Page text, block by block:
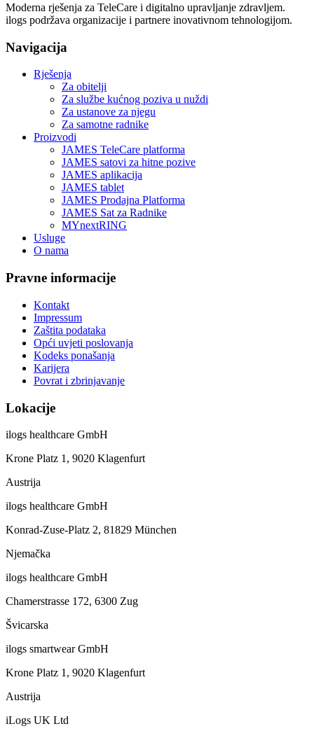
Moderna rješenja za TeleCare i digitalno upravljanje zdravljem.
ilogs podržava organizacije i partnere inovativnom tehnologijom.
Navigacija
Rješenja
Za obitelji
Za službe kućnog poziva u nuždi
Za ustanove za njegu
Za samotne radnike
Proizvodi
JAMES TeleCare platforma
JAMES satovi za hitne pozive
JAMES aplikacija
JAMES tablet
JAMES Prodajna Platforma
JAMES Sat za Radnike
MYnextRING
Usluge
O nama
Pravne informacije
Kontakt
Impressum
Zaštita podataka
Opći uvjeti poslovanja
Kodeks ponašanja
Karijera
Povrat i zbrinjavanje
Lokacije
ilogs healthcare GmbH
Krone Platz 1, 9020 Klagenfurt
Austrija
ilogs healthcare GmbH
Konrad-Zuse-Platz 2, 81829 München
Njemačka
ilogs healthcare GmbH
Chamerstrasse 172, 6300 Zug
Švicarska
ilogs smartwear GmbH
Krone Platz 1, 9020 Klagenfurt
Austrija
iLogs UK Ltd